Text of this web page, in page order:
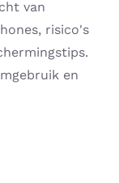
van
risico's
en